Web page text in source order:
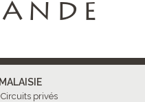
MALAISIE
Circuits privés